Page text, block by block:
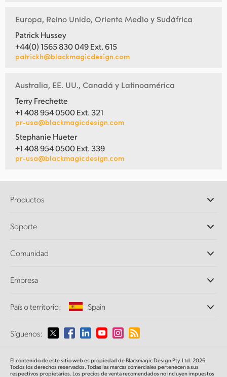
Europa, Reino Unido, Oriente Medio y Sudáfrica
Patrick Hussey
+44(0) 1565 830 049 Ext. 615
patrickh@blackmagicdesign.com
Australia, EE. UU., Canadá y Latinoamérica
Terry Frechette
+1 408 954 0500 Ext. 321
pr-usa@blackmagicdesign.com
Stephanie Hueter
+1 408 954 0500 Ext. 339
pr-usa@blackmagicdesign.com
Productos
DaVinci Resolve y Fusion
Ultimatte
Captura y reproducción
Conversión de formatos
Supervisión
Almacenamiento en redes
Direccionamiento y distribución
Soporte
Centro de soporte técnico
Comunidad
Empresa
Perfil empresarial
Medios
País o territorio: Spain
Selecciona un país o territorio
Síguenos:
El contenido de este sitio web es propiedad de Blackmagic Design Pty. Ltd. 2026.
Todos los derechos reservados. Todas las marcas comerciales pertenecen a sus
respectivos propietarios. Los precios de venta recomendados no incluyen impuestos